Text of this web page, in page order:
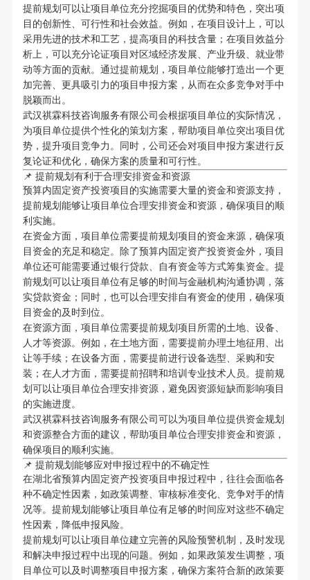
提前规划可以让项目单位充分挖掘项目的优势和特色，突出项
目的创新性、可行性和社会效益。例如，在项目设计上，可以
采用先进的技术和工艺，提高项目的科技含量；在项目效益分
析上，可以充分论证项目对区域经济发展、产业升级、就业带
动等方面的贡献。通过提前规划，项目单位能够打造出一个更
加完善、更具吸引力的项目申报方案，从而在众多竞争对手中
脱颖而出。
武汉祺霖科技咨询服务有限公司会根据项目单位的实际情况，
为项目单位提供个性化的策划方案，帮助项目单位突出项目优
势，提升项目竞争力。同时，公司还会对项目申报方案进行反
复论证和优化，确保方案的质量和可行性。
📌 提前规划有利于合理安排资金和资源
预算内固定资产投资项目的实施需要大量的资金和资源支持，
提前规划能够让项目单位合理安排资金和资源，确保项目的顺
利实施。
在资金方面，项目单位需要提前规划项目的资金来源，确保项
目资金的充足和稳定。除了预算内固定资产投资资金外，项目
单位还可能需要通过银行贷款、自有资金等方式筹集资金。提
前规划可以让项目单位有足够的时间与金融机构沟通协调，落
实贷款资金；同时，也可以合理安排自有资金的使用，确保项
目资金的及时到位。
在资源方面，项目单位需要提前规划项目所需的土地、设备、
人才等资源。例如，在土地方面，需要提前办理土地征用、出
让等手续；在设备方面，需要提前进行设备选型、采购和安
装；在人才方面，需要提前招聘和培训专业技术人员。提前规
划可以让项目单位合理安排资源，避免因资源短缺而影响项目
的实施进度。
武汉祺霖科技咨询服务有限公司可以为项目单位提供资金规划
和资源整合方面的建议，帮助项目单位合理安排资金和资源，
确保项目的顺利实施。
📌 提前规划能够应对申报过程中的不确定性
在湖北省预算内固定资产投资项目申报过程中，往往会面临各
种不确定性因素，如政策调整、审核标准变化、竞争对手的情
况等。提前规划能够让项目单位有足够的时间应对这些不确定
性因素，降低申报风险。
提前规划可以让项目单位建立完善的风险预警机制，及时发现
和解决申报过程中出现的问题。例如，如果政策发生调整，项
目单位可以及时调整项目申报方案，确保方案符合新的政策要